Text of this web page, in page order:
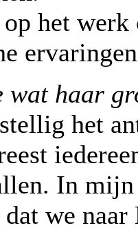
het werk
haar
het
In
we